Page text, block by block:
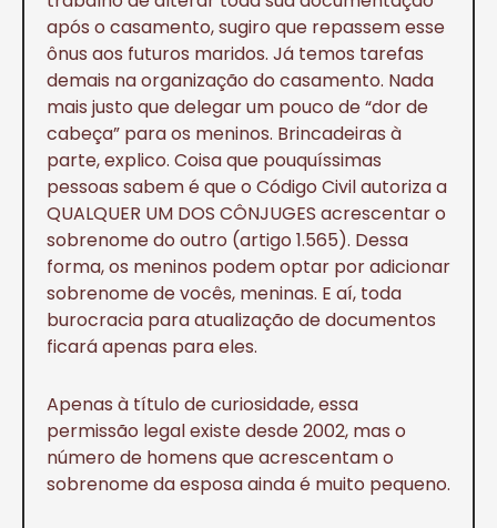
após o casamento, sugiro que repassem esse
ônus aos futuros maridos. Já temos tarefas
demais na organização do casamento. Nada
mais justo que delegar um pouco de “dor de
cabeça” para os meninos. Brincadeiras à
parte, explico. Coisa que pouquíssimas
pessoas sabem é que o Código Civil autoriza a
QUALQUER UM DOS CÔNJUGES acrescentar o
sobrenome do outro (artigo 1.565). Dessa
forma, os meninos podem optar por adicionar
sobrenome de vocês, meninas. E aí, toda
burocracia para atualização de documentos
ficará apenas para eles.
Apenas à título de curiosidade, essa
permissão legal existe desde 2002, mas o
número de homens que acrescentam o
sobrenome da esposa ainda é muito pequeno.